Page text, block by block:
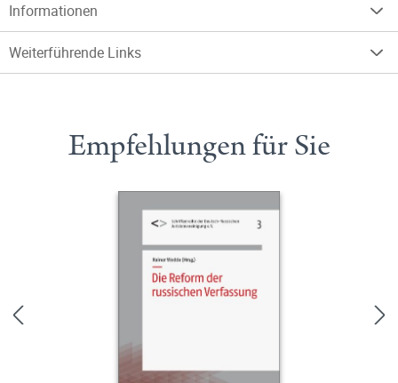
Informationen
Weiterführende Links
Empfehlungen für Sie